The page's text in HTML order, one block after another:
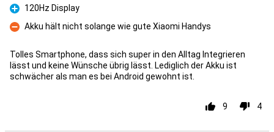
Pro
120Hz Display
Con
Akku hält nicht solange wie gute Xiaomi Handys
Tolles Smartphone, dass sich super in den Alltag lntegrieren
lässt und keine Wünsche übrig lässt. Lediglich der Akku ist
schwächer als man es bei Android gewohnt ist.
9 4